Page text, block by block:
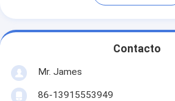
Contacto
Mr. James
86-13915553949